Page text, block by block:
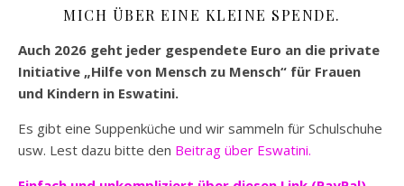
MICH ÜBER EINE KLEINE SPENDE.
Auch 2026 geht jeder gespendete Euro an die private
Initiative „Hilfe von Mensch zu Mensch“ für Frauen
und Kindern in Eswatini.
Es gibt eine Suppenküche und wir sammeln für Schulschuhe
usw. Lest dazu bitte den Beitrag über Eswatini.